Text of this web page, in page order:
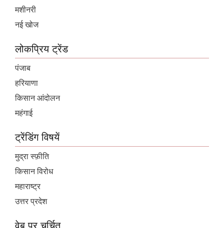
मशीनरी
नई खोज
लोकप्रिय ट्रेंड
पंजाब
हरियाणा
किसान आंदोलन
महंगाई
ट्रेंडिंग विषयें
मुद्रा स्फ़ीति
किसान विरोध
महाराष्ट्र
उत्तर प्रदेश
वेब पर चर्चित